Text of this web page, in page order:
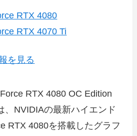
RTX 4080
RTX 4070 Ti
を見る
RTX 4080 OC Edition
、NVIDIAの最新ハイエンド
RTX 4080を搭載したグラフ